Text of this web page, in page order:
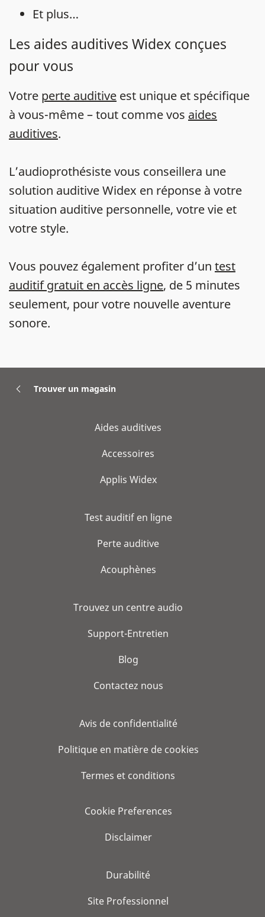
Et plus…
Les aides auditives Widex conçues
pour vous
Votre perte auditive est unique et spécifique
à vous-même – tout comme vos aides
auditives.
L’audioprothésiste vous conseillera une
solution auditive Widex en réponse à votre
situation auditive personnelle, votre vie et
votre style.
Vous pouvez également profiter d’un test
auditif gratuit en accès ligne, de 5 minutes
seulement, pour votre nouvelle aventure
sonore.
Trouver un magasin
Aides auditives
Accessoires
Applis Widex
Test auditif en ligne
Perte auditive
Acouphènes
Trouvez un centre audio
Support-Entretien
Blog
Contactez nous
Avis de confidentialité
Politique en matière de cookies
Termes et conditions
Cookie Preferences
Disclaimer
Durabilité
Site Professionnel